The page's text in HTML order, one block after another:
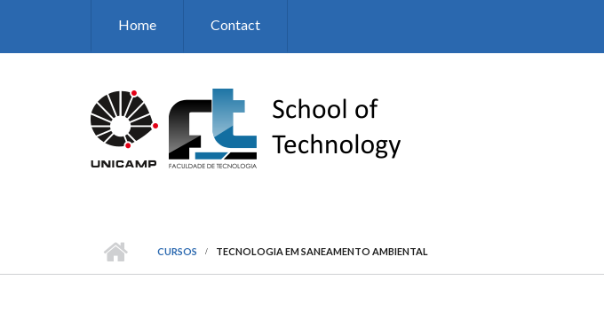
Home Contact
CURSOS TECNOLOGIA EM SANEAMENTO AMBIENTAL